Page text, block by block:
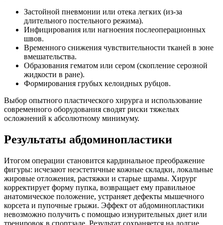
Застойной пневмонии или отека легких (из-за
длительного постельного режима).
Инфицирования или нагноения послеоперационных
швов.
Временного снижения чувствительности тканей в зоне
вмешательства.
Образования гематом или сером (скопление серозной
жидкости в ране).
Формирования грубых келоидных рубцов.
Выбор опытного пластического хирурга и использование
современного оборудования сводят риски тяжелых
осложнений к абсолютному минимуму.
Результаты абдоминопластики
Итогом операции становится кардинальное преображение
фигуры: исчезают неэстетичные кожные складки, локальные
жировые отложения, растяжки и старые шрамы. Хирург
корректирует форму пупка, возвращает ему правильное
анатомическое положение, устраняет дефекты мышечного
корсета и пупочные грыжи. Эффект от абдоминопластики
невозможно получить с помощью изнурительных диет или
тренировок в спортзале. Результат сохраняется на долгие